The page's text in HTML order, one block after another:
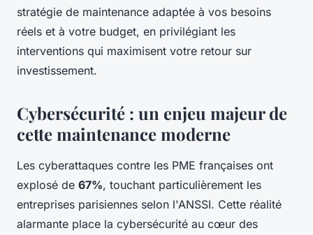
stratégie de maintenance adaptée à vos besoins
réels et à votre budget, en privilégiant les
interventions qui maximisent votre retour sur
investissement.
Cybersécurité : un enjeu majeur de
cette maintenance moderne
Les cyberattaques contre les PME françaises ont
explosé de 67%, touchant particulièrement les
entreprises parisiennes selon l'ANSSI. Cette réalité
alarmante place la cybersécurité au cœur des